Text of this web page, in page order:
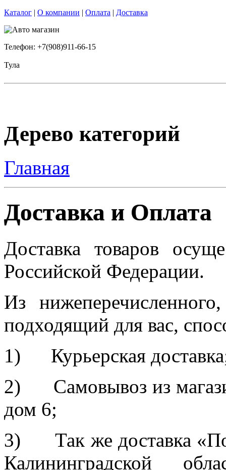
Каталог | О компании | Оплата | Доставка
Телефон: +7(908)911-66-15
Тула
Дерево категорий
Главная
Доставка и Оплата
Доставка товаров
Российской Федерации.
Из
подходящий для вас,
1) Курьерская
2) Самовывоз из
дом 6;
3) Так же доставка
Калининградской